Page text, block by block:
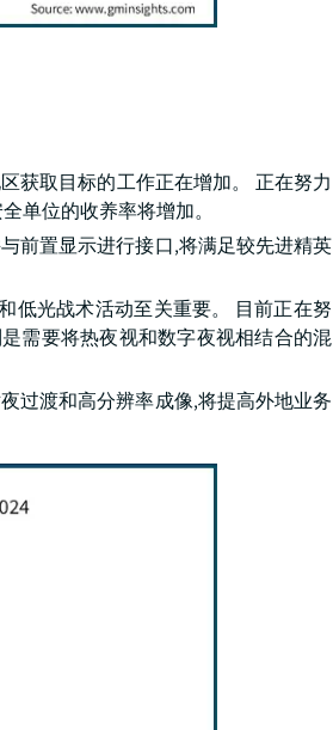
获取目标的工作正在增加。 正在努力
单位的收养率将增加。
前置显示进行接口,将满足较先进精英
低光战术活动至关重要。 目前正在努
需要将热夜视和数字夜视相结合的混
过渡和高分辨率成像,将提高外地业务